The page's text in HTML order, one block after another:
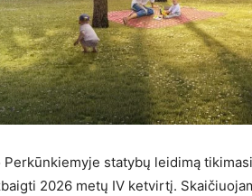
Perkūnkiemyje statybų leidimą
2026 metų IV ketvirtį.